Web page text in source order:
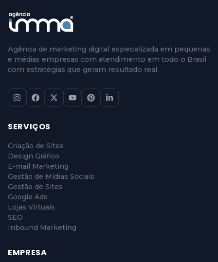
Agência de marketing digital especializada em pequenas
e médias empresas com atendimento em todo o Brasil
com estratégias que geram resultado real.
SERVIÇOS
Criação de Sites
Design Gráfico
E-mail Marketing
Gestão de Mídias Sociais
Gestão de Sites
Google Ads
Lojas Virtuais
SEO
Inbound Marketing
EMPRESA